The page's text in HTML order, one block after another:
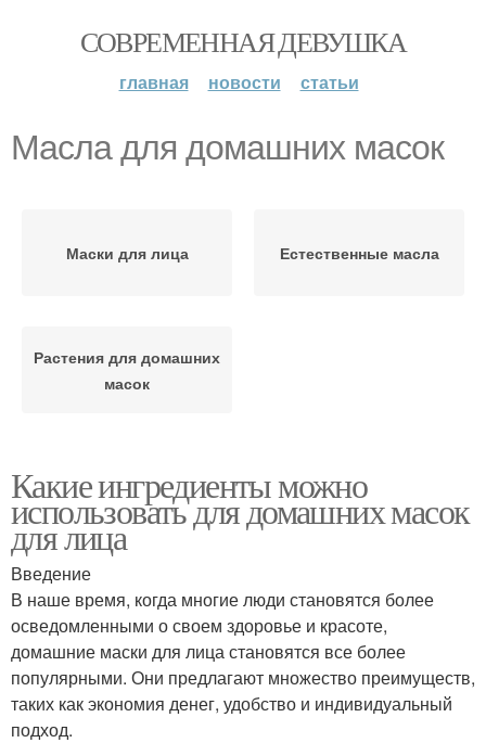
СОВРЕМЕННАЯ ДЕВУШКА
главная новости статьи
Масла для домашних масок
Маски для лица Естественные масла
Растения для домашних
масок
Какие ингредиенты можно
использовать для домашних масок
для лица
Введение
В наше время, когда многие люди становятся более
осведомленными о своем здоровье и красоте,
домашние маски для лица становятся все более
популярными. Они предлагают множество преимуществ,
таких как экономия денег, удобство и индивидуальный
подход.